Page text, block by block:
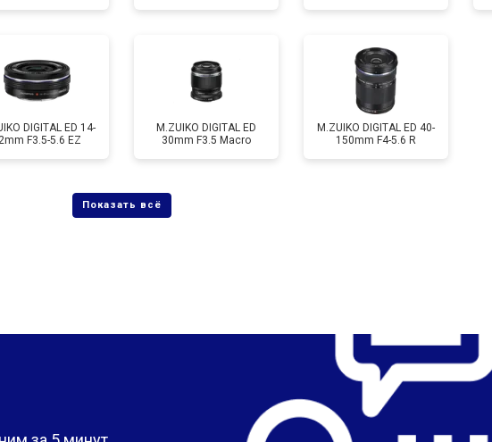
DIGITAL ED 14-
F3.5-5.6 EZ
M.ZUIKO DIGITAL ED
30mm F3.5 Macro
M.ZUIKO DIGITAL ED 40-
150mm F4-5.6 R